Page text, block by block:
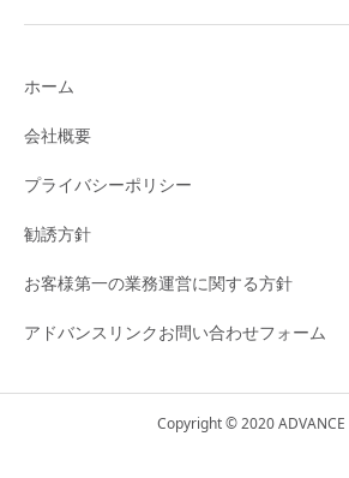
ホーム
会社概要
プライバシーポリシー
勧誘方針
お客様第一の業務運営に関する方針
アドバンスリンクお問い合わせフォーム
Copyright © 2020 ADVANCE